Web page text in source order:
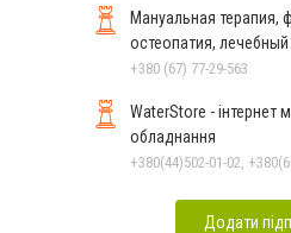
Мануальная терапия,
остеопатия,
+380 (67) 77-29-563
WaterStore - інтернет
обладнання
Додати